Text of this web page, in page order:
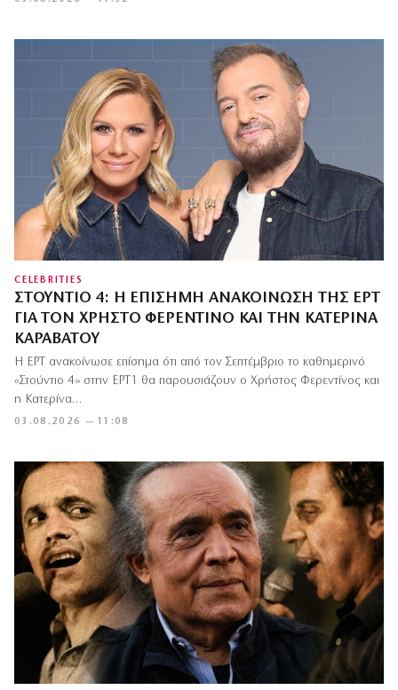
CELEBRITIES
ΣΤΟΎΝΤΙΟ 4: Η ΕΠΊΣΗΜΗ ΑΝΑΚΟΊΝΩΣΗ ΤΗΣ ΕΡΤ
ΓΙΑ ΤΟΝ ΧΡΉΣΤΟ ΦΕΡΕΝΤΊΝΟ ΚΑΙ ΤΗΝ ΚΑΤΕΡΊΝΑ
ΚΑΡΑΒΆΤΟΥ
03.08.2026 — 11:08
Η ΕΡΤ ανακοίνωσε επίσημα ότι από τον Σεπτέμβριο το καθημερινό
«Στούντιο 4» στην ΕΡΤ1 θα παρουσιάζουν ο Χρήστος Φερεντίνος και
η Κατερίνα…